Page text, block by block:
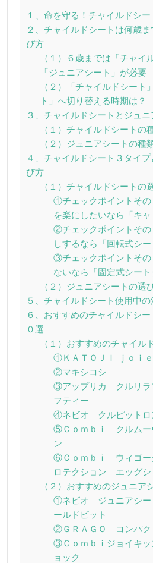
１、命を守る！チャイルドシ
２、チャイルドシートは何歳
び方
（１）６歳までは「チャイ
「ジュニアシート」が必要
（２）「チャイルドシート
ト」へ切り替える時期は？
３、チャイルドシートとジュ
（１）チャイルドシートの
（２）ジュニアシートの種
４、チャイルドシート３タイ
び方
（１）チャイルドシートの
①チェックポイントその
を楽にしたいなら「キャ
②チェックポイントその
しするなら「回転式シー
③チェックポイントその
ないなら「固定式シート
（２）ジュニアシートの選
５、チャイルドシート使用中の
６、おすすめのチャイルドシー
０選
（１）おすすめのチャイル
①ＫＡＴＯＪＩ ｊｏｉ
②マキシコシ
③アップリカ クルリラ
フティー
④ネビオ クルピットロ
⑤Ｃｏｍｂｉ クルムー
ン
⑥Ｃｏｍｂｉ ウィゴ
ロテクション エッグシ
（２）おすすめのジュニア
①ネビオ ジュニアシー
ールドピット
②ＧＲＡＧＯ コンパク
③Ｃｏｍｂｉジョイキッ
ョック